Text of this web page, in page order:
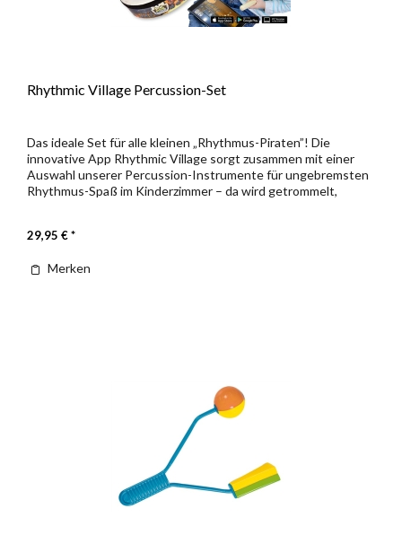
Rhythmic Village Percussion-Set
Das ideale Set für alle kleinen „Rhythmus-Piraten”! Die
innovative App Rhythmic Village sorgt zusammen mit einer
Auswahl unserer Percussion-Instrumente für ungebremsten
Rhythmus-Spaß im Kinderzimmer – da wird getrommelt,
29,95 € *
Merken